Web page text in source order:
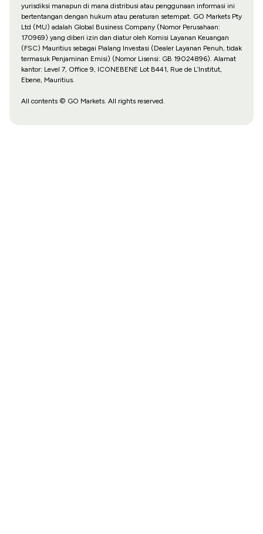
yurisdiksi manapun di mana distribusi atau penggunaan informasi ini
bertentangan dengan hukum atau peraturan setempat. GO Markets Pty
Ltd (MU) adalah Global Business Company (Nomor Perusahaan:
170969) yang diberi izin dan diatur oleh Komisi Layanan Keuangan
(FSC) Mauritius sebagai Pialang Investasi (Dealer Layanan Penuh, tidak
termasuk Penjaminan Emisi) (Nomor Lisensi: GB 19024896). Alamat
kantor: Level 7, Office 9, ICONEBENE Lot B441, Rue de L’Institut,
Ebene, Mauritius.
All contents © GO Markets. All rights reserved.